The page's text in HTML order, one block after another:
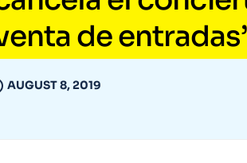
de
AUGUST 8, 2019